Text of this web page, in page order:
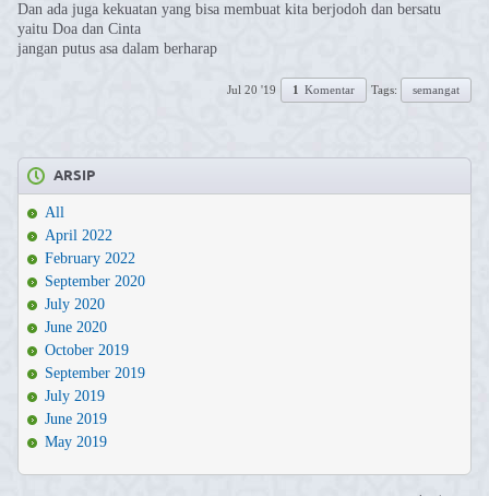
Dan ada juga kekuatan yang bisa membuat kita berjodoh dan bersatu
yaitu Doa dan Cinta
jangan putus asa dalam berharap
Jul 20 '19 1 Komentar Tags: semangat
ARSIP
All
April 2022
February 2022
September 2020
July 2020
June 2020
October 2019
September 2019
July 2019
June 2019
May 2019